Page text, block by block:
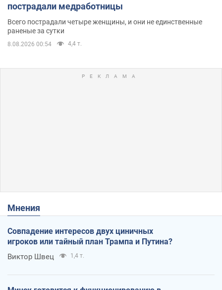
пострадали медработницы
Всего пострадали четыре женщины, и они не единственные
раненые за сутки
8.08.2026 00:54 4,4 т.
Мнения
Совпадение интересов двух циничных
игроков или тайный план Трампа и Путина?
Виктор Швец 1,4 т.